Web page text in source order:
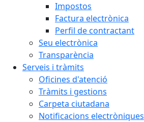
Impostos
Factura electrònica
Perfil de contractant
Seu electrònica
Transparència
Serveis i tràmits
Oficines d'atenció
Tràmits i gestions
Carpeta ciutadana
Notificacions electròniques